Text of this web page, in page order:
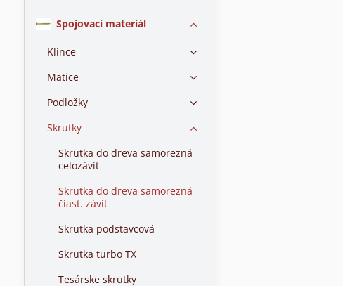
Spojovací materiál
Klince
Matice
Podložky
Skrutky
Skrutka do dreva samorezná
celozávit
Skrutka do dreva samorezná
čiast. závit
Skrutka podstavcová
Skrutka turbo TX
Tesárske skrutky